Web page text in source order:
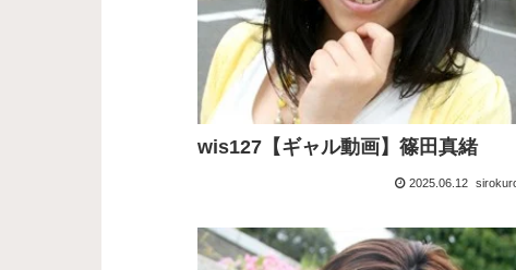
wis127【ギャル動画】篠田真緒
2025.06.12